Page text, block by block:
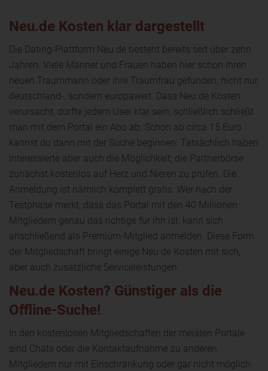
Neu.de Kosten klar dargestellt
Die Dating-Plattform Neu.de besteht bereits seit über zehn
Jahren. Viele Männer und Frauen haben hier schon ihren
neuen Traummann oder ihre Traumfrau gefunden, nicht nur
deutschland-, sondern europaweit. Dass Neu.de Kosten
verursacht, dürfte jedem User klar sein, schließlich schließt
man mit dem Portal ein Abo ab. Schon ab circa 15 Euro
kannst du dann mit der Suche beginnen. Tatsächlich haben
Interessierte aber auch die Möglichkeit, die Partnerbörse
zunächst kostenlos auf Herz und Nieren zu prüfen. Die
Anmeldung ist nämlich komplett gratis. Wer nach der
Testphase merkt, dass das Portal mit den 40 Millionen
Mitgliedern genau das richtige für ihn ist, kann sich
anschließend als Premium-Mitglied anmelden. Diese Form
der Mitgliedschaft bringt einige Neu.de Kosten mit sich,
aber auch zusätzliche Serviceleistungen.
Neu.de Kosten? Günstiger als die
Offline-Suche!
In den kostenlosen Mitgliedschaften der meisten Portale
sind Chats oder die Kontaktaufnahme zu anderen
Mitgliedern nur mit Einschränkung oder gar nicht möglich.